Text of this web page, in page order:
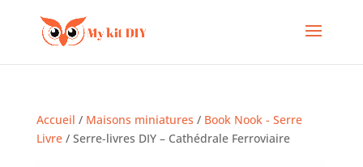
Accueil / Maisons miniatures / Book Nook - Serre
Livre/ Serre-livres DIY – Cathédrale Ferroviaire